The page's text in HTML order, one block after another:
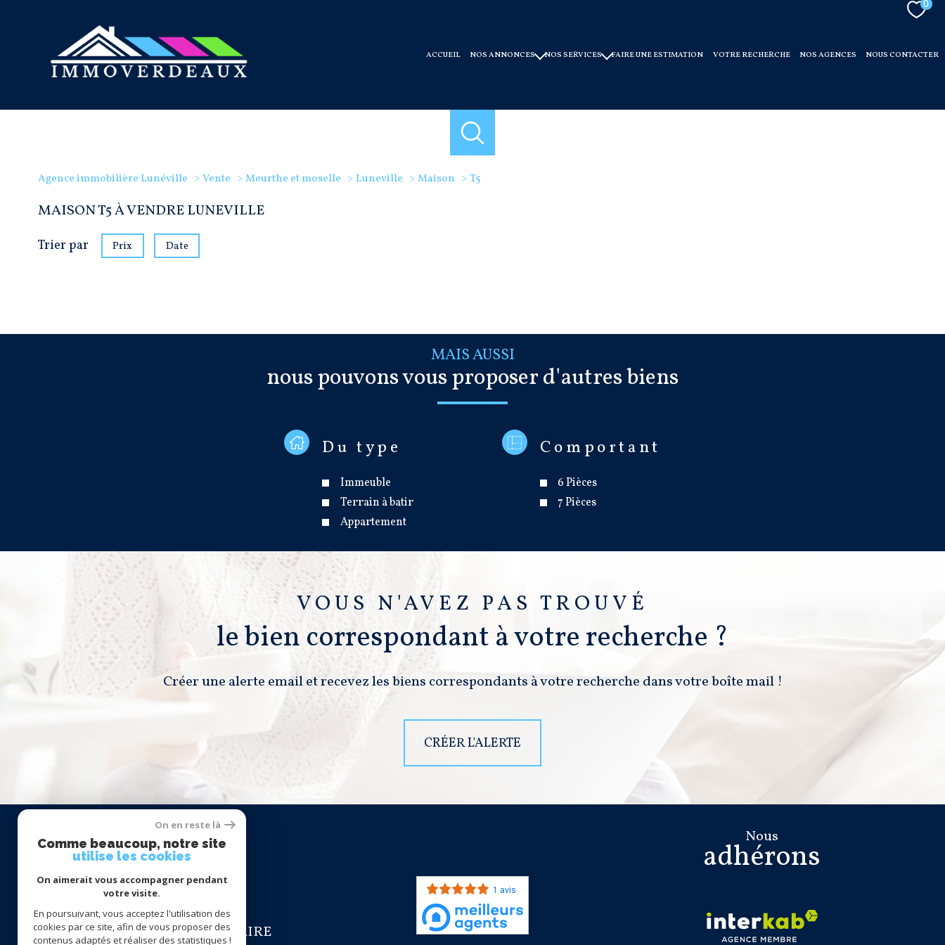
0
ACCUEIL NOS ANNONCES
ventes immobilier professionnel
offres programmes neuf
NOS SERVICES FAIRE UNE ESTIMATION VOTRE RECHERCHE NOS AGENCES NOUS CONTACTER
Agence immobilière Lunéville Vente Meurthe et moselle Luneville Maison T5
MAISON T5 À VENDRE LUNEVILLE
Trier par Prix Date
MAIS AUSSI
nous pouvons vous proposer d'autres biens
Du type
Immeuble
Terrain à batir
Appartement
Comportant
6 Pièces
7 Pièces
VOUS N'AVEZ PAS TROUVÉ
le bien correspondant à votre recherche ?
Créer une alerte email et recevez les biens correspondants à votre recherche dans votre boîte mail !
CRÉER L'ALERTE
Se
connecter
ESPACE PROPRIÉTAIRE
1 avis
Nous
adhérons
On en reste là
Comme beaucoup, notre site
utilise les cookies
On aimerait vous accompagner pendant
votre visite.
En poursuivant, vous acceptez l'utilisation des
cookies par ce site, afin de vous proposer des
contenus adaptés et réaliser des statistiques !